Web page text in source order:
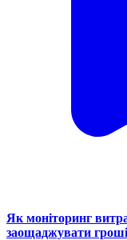
Як моніторинг
заощаджувати